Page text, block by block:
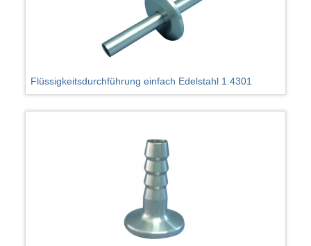
Flüssigkeitsdurchführung einfach Edelstahl 1.4301